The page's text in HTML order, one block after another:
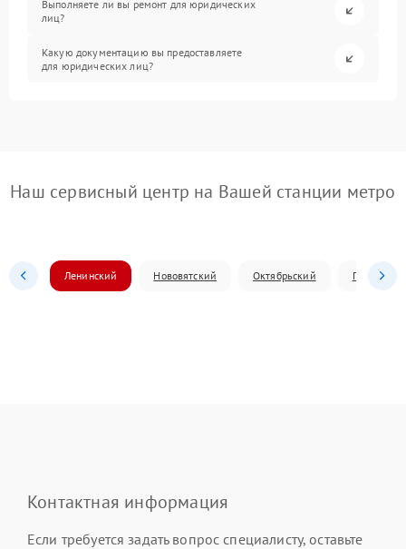
Выполняете ли вы ремонт для юридических
лиц?
Какую документацию вы предоставляете
для юридических лиц?
Наш сервисный центр на Вашей станции метро
Ленинский Нововятский Октябрьский
Контактная информация
Если требуется задать вопрос специалисту, оставьте